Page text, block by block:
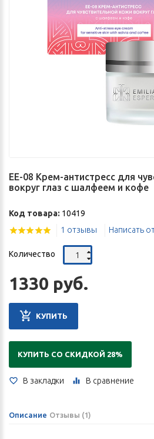
EE-08 Крем-антистресс для
вокруг глаз с шалфеем и кофе
Код товара: 10419
1 отзывы
Написать
Количество
1330 руб.
КУПИТЬ
КУПИТЬ СО СКИДКОЙ 28%
В закладки В сравнение
Описание Отзывы (1)